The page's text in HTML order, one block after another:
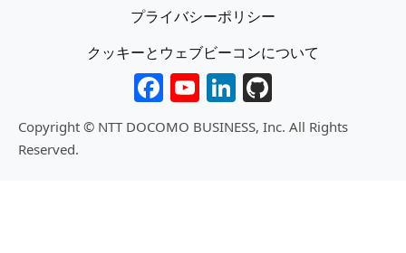
プライバシーポリシー
クッキーとウェブビーコンについて
Facebook
YouTube
LinkedIn
Copyright © NTT DOCOMO BUSINESS, Inc. All Rights
Reserved.